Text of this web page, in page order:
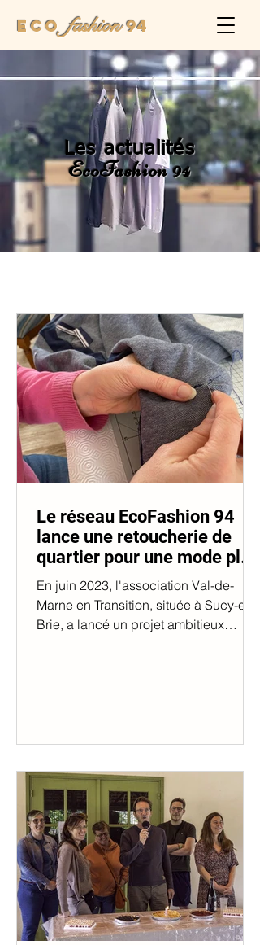
Eco fashion 94
Les actualités
EcoFashion 94
Le réseau EcoFashion 94
lance une retoucherie de
quartier pour une mode plus
durable
En juin 2023, l'association Val-de-
Marne en Transition, située à Sucy-en-
Brie, a lancé un projet ambitieux